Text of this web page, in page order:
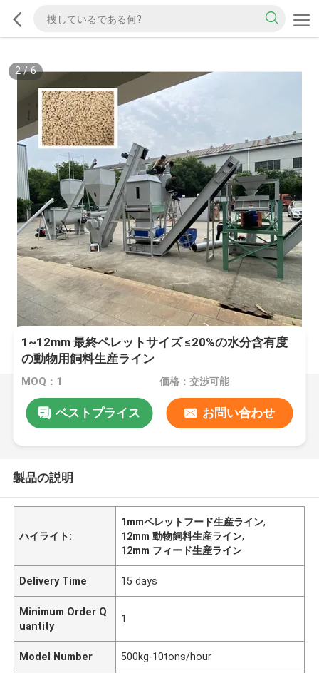
2/6
1~12mm 最終ペレットサイズ ≤20%の水分含有度
の動物用飼料生産ライン
MOQ：1 価格：交渉可能
ベストプライス お問い合わせ
製品の説明
ハイライト:
1mmペレットフード生産ライン,
12mm 動物飼料生産ライン,
12mm フィード生産ライン
Delivery Time 15 days
Minimum Order Q
uantity
1
Model Number 500kg-10tons/hour